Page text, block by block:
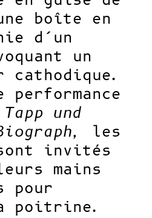
boîte en
d’un
un
performance
Tapp und
les
invités
mains
pour
poitrine.